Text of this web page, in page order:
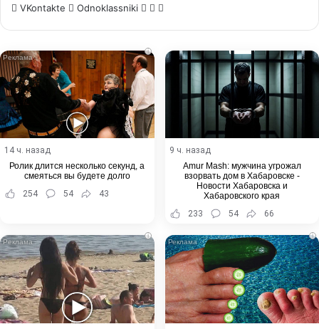
VKontakte Odnoklassniki WhatsApp
Telegram
i
14 ч. назад
Ролик длится несколько секунд, а
смеяться вы будете долго
254
54 43
9 ч. назад
Amur Mash: мужчина угрожал
взорвать дом в Хабаровске -
Новости Хабаровска и
Хабаровского края
233
54 66
i i